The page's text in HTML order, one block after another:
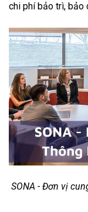
chi phí bảo trì, bảo
SONA - Đơn vị